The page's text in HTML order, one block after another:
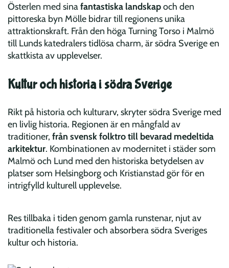
Österlen med sinafantastiska landskapoch den
pittoreska byn Mölle bidrar till regionens unika
attraktionskraft. Från den höga Turning Torso i Malmö
till Lunds katedralers tidlösa charm, är södra Sverige en
skattkista av upplevelser.
Kultur och historia i södra Sverige
Rikt på historia och kulturarv, skryter södra Sverige med
en livlig historia. Regionen är en mångfald av
traditioner, från svensk folktro till bevarad medeltida
arkitektur. Kombinationen av modernitet i städer som
Malmö och Lund med den historiska betydelsen av
platser som Helsingborg och Kristianstad gör för en
intrigfylld kulturell upplevelse.
Res tillbaka i tiden genom gamla runstenar, njut av
traditionella festivaler och absorbera södra Sveriges
kultur och historia.